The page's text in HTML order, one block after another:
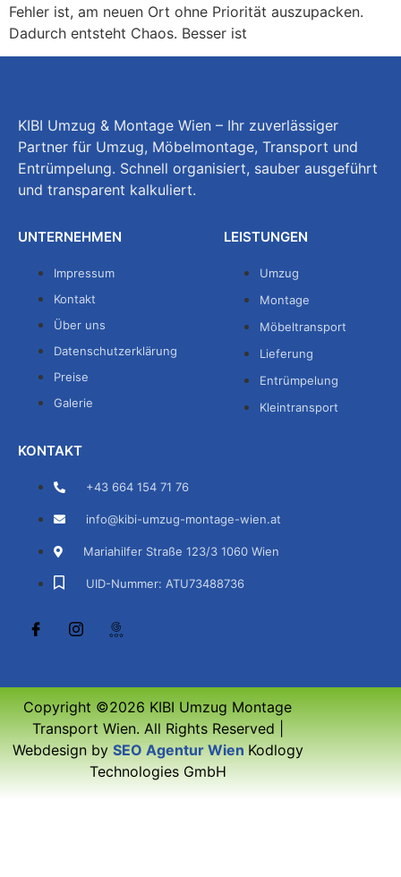
Fehler ist, am neuen Ort ohne Priorität auszupacken.
Dadurch entsteht Chaos. Besser ist
KIBI Umzug & Montage Wien – Ihr zuverlässiger
Partner für Umzug, Möbelmontage, Transport und
Entrümpelung. Schnell organisiert, sauber ausgeführt
und transparent kalkuliert.
UNTERNEHMEN
Impressum
Kontakt
Über uns
Datenschutzerklärung
Preise
Galerie
LEISTUNGEN
Umzug
Montage
Möbeltransport
Lieferung
Entrümpelung
Kleintransport
KONTAKT
+43 664 154 71 76
info@kibi-umzug-montage-wien.at
Mariahilfer Straße 123/3 1060 Wien
UID-Nummer: ATU73488736
Copyright ©2026 KIBI Umzug Montage
Transport Wien. All Rights Reserved |
Webdesign by SEO Agentur Wien Kodlogy
Technologies GmbH